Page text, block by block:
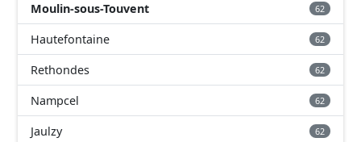
Moulin-sous-Touvent 62
Hautefontaine 62
Rethondes 62
Nampcel 62
Jaulzy 62